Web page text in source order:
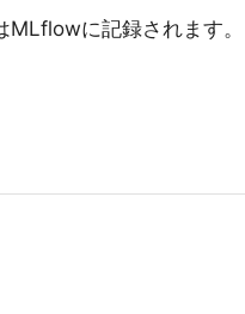
に記録されます。